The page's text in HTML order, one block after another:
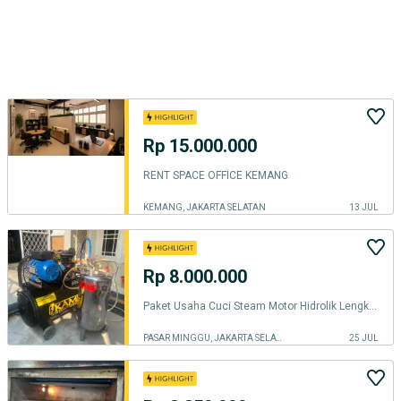
Rp 15.000.000
RENT SPACE OFFICE KEMANG
KEMANG, JAKARTA SELATAN 13 JUL
Rp 8.000.000
PASAR MINGGU, JAKARTA SELATAN 25 JUL